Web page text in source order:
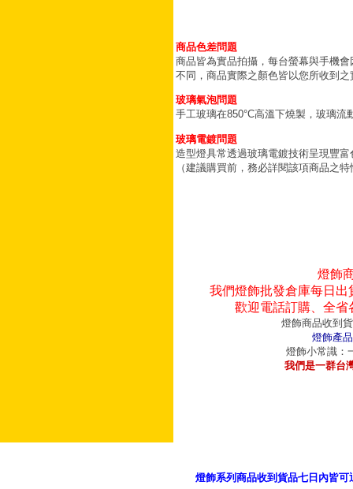
商品色差問題
商品皆為實品拍攝，每台螢幕與手機
不同，商品實際之顏色皆以您所收到之
玻璃氣泡問題
手工玻璃在850°C高溫下燒製，玻璃
玻璃電鍍問題
造型燈具常透過玻璃電鍍技術呈現豐
（建議購買前，務必詳閱該項商品之
燈飾
我們燈飾批發倉庫每日
歡迎電話訂購、全
燈飾商品收到
燈飾產
燈飾小常識：
我們是一群台
燈飾系列商品收到貨品七日內皆